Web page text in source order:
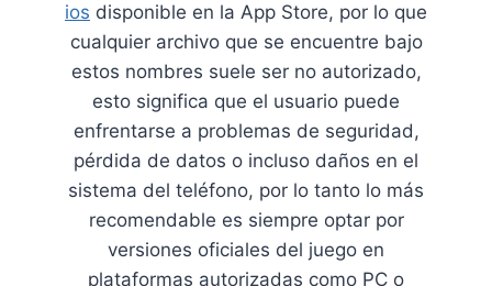
ios disponible en la App Store, por lo que
cualquier archivo que se encuentre bajo
estos nombres suele ser no autorizado,
esto significa que el usuario puede
enfrentarse a problemas de seguridad,
pérdida de datos o incluso daños en el
sistema del teléfono, por lo tanto lo más
recomendable es siempre optar por
versiones oficiales del juego en
plataformas autorizadas como PC o